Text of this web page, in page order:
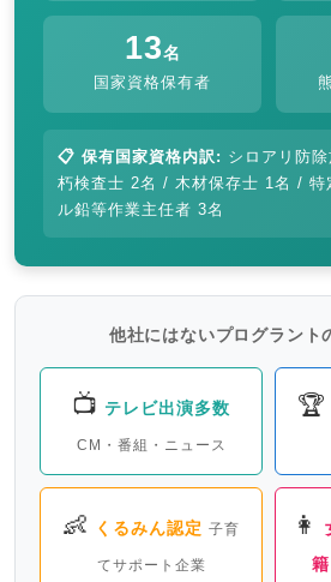
13名
国家資格保有者
📋 保有国家資格内訳: シロアリ防
朽検査士 2名 / 木材保存士 1名 / 特
ル鉛等作業主任者 3名
他社にはないプログラント
📺 テレビ出演多数
CM・番組・ニュース
🏆
👶 くるみん認定 子育
てサポート企業
👩
籍